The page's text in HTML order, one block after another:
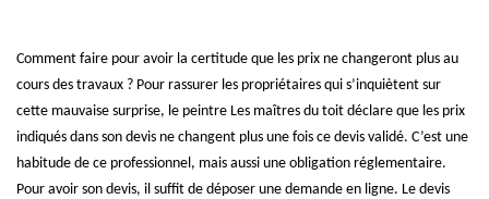
Comment faire pour avoir la certitude que les prix ne changeront plus au
cours des travaux ? Pour rassurer les propriétaires qui s’inquiètent sur
cette mauvaise surprise, le peintre Les maîtres du toit déclare que les prix
indiqués dans son devis ne changent plus une fois ce devis validé. C’est une
habitude de ce professionnel, mais aussi une obligation réglementaire.
Pour avoir son devis, il suffit de déposer une demande en ligne. Le devis